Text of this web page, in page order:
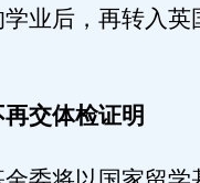
业后，再转入英
交体检证明